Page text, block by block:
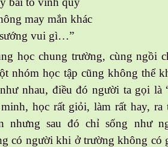
may mắn khác
vui gì…”
học chung trường, cùng ngồi
nhóm học tập cũng không thể
nhau, điều đó người ta gọi là
học rất giỏi, làm rất hay, ra
nhưng sau đó chỉ sống như
có người khi ở trường không có